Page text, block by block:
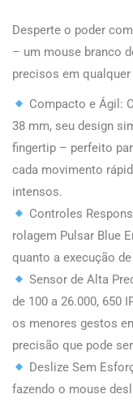
Desperte o poder
– um mouse branco
precisos em
Compacto e Ágil:
38 mm, seu design
fingertip – perfeito
cada movimento
intensos.
Controles
rolagem Pulsar Blue
quanto a execução
Sensor de Alta
de 100 a 26.000, 650
os menores gestos
precisão que pode
Deslize Sem
fazendo o mouse